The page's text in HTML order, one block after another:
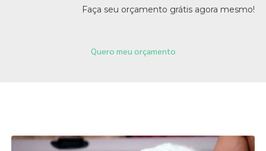
Faça seu orçamento grátis agora mesmo!
Quero meu orçamento